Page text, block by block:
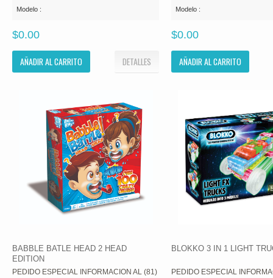
Modelo :
$0.00
DETALLES
AÑADIR AL CARRITO
Modelo :
$0.00
AÑADIR AL CARRITO
BABBLE BATLE HEAD 2 HEAD
EDITION
PEDIDO ESPECIAL INFORMACION AL (81)
BLOKKO 3 IN 1 LIGHT
PEDIDO ESPECIAL